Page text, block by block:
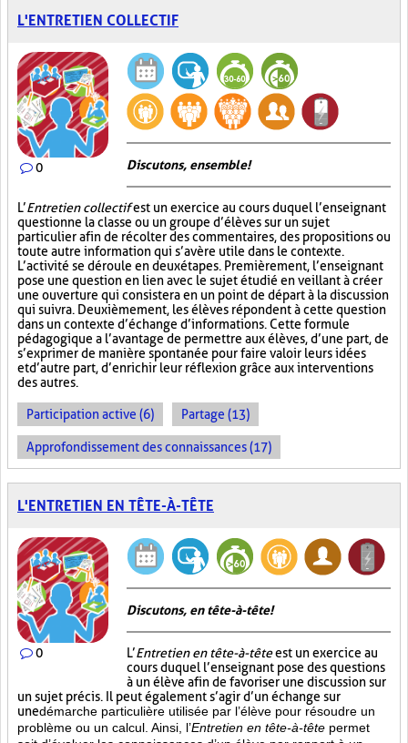
L'ENTRETIEN COLLECTIF
0 Discutons, ensemble!
L’Entretien collectifest un exercice au cours duquel l’enseignant
questionne la classe ou un groupe d’élèves sur un sujet
particulier afin de récolter des commentaires, des propositions ou
toute autre information qui s’avère utile dans le contexte.
L’activité se déroule en deux étapes. Premièrement, l’enseignant
pose une question en lien avec le sujet étudié en veillant à créer
une ouverture qui consistera en un point de départ à la discussion
qui suivra. Deuxièmement, les élèves répondent à cette question
dans un contexte d’échange d’informations. Cette formule
pédagogique a l’avantage de permettre aux élèves, d’une part, de
s’exprimer de manière spontanée pour faire valoir leurs idées
et d’autre part, d’enrichir leur réflexion grâce aux interventions
des autres.
Participation active (6) Partage (13)
Approfondissement des connaissances (17)
L'ENTRETIEN EN TÊTE-À-TÊTE
0
Discutons, en tête-à-tête!
L’Entretien en tête-à-têteest un exercice au
cours duquel l’enseignant pose des questions
à un élève afin de favoriser une discussion sur
un sujet précis. Il peut également s’agir d’un échange sur
unedémarche particulière utilisée par l’élève pour résoudre un
problème ou un calcul. Ainsi, l’Entretien en tête-à-tête permet